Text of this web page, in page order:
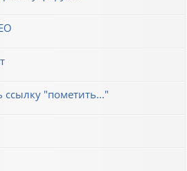
"пометить..."